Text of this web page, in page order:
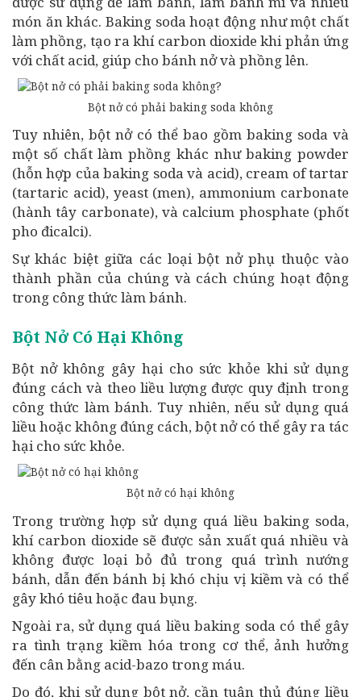
món ăn khác. Baking soda hoạt động như một chất
làm phồng, tạo ra khí carbon dioxide khi phản ứng
với chất acid, giúp cho bánh nở và phồng lên.
Bột nở có phải baking soda không
Tuy nhiên, bột nở có thể bao gồm baking soda và
một số chất làm phồng khác như baking powder
(hỗn hợp của baking soda và acid), cream of tartar
(tartaric acid), yeast (men), ammonium carbonate
(hành tây carbonate), và calcium phosphate (phốt
pho đicalci).
Sự khác biệt giữa các loại bột nở phụ thuộc vào
thành phần của chúng và cách chúng hoạt động
trong công thức làm bánh.
Bột Nở Có Hại Không
Bột nở không gây hại cho sức khỏe khi sử dụng
đúng cách và theo liều lượng được quy định trong
công thức làm bánh. Tuy nhiên, nếu sử dụng quá
liều hoặc không đúng cách, bột nở có thể gây ra tác
hại cho sức khỏe.
Bột nở có hại không
Trong trường hợp sử dụng quá liều baking soda,
khí carbon dioxide sẽ được sản xuất quá nhiều và
không được loại bỏ đủ trong quá trình nướng
bánh, dẫn đến bánh bị khó chịu vị kiềm và có thể
gây khó tiêu hoặc đau bụng.
Ngoài ra, sử dụng quá liều baking soda có thể gây
ra tình trạng kiềm hóa trong cơ thể, ảnh hưởng
đến cân bằng acid-bazo trong máu.
Do đó, khi sử dụng bột nở, cần tuân thủ đúng liều